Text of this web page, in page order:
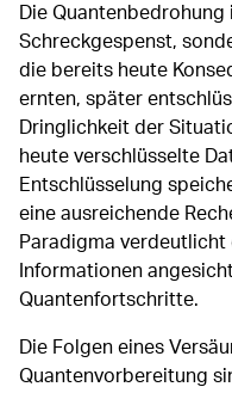
Die
Schreckgespenst,
die bereits heute
ernten, später
Dringlichkeit der
heute verschlüsselte
Entschlüsselung
eine ausreichende
Paradigma
Informationen
Quantenfortschritte.
Die Folgen eines
Quantenvorbereitung